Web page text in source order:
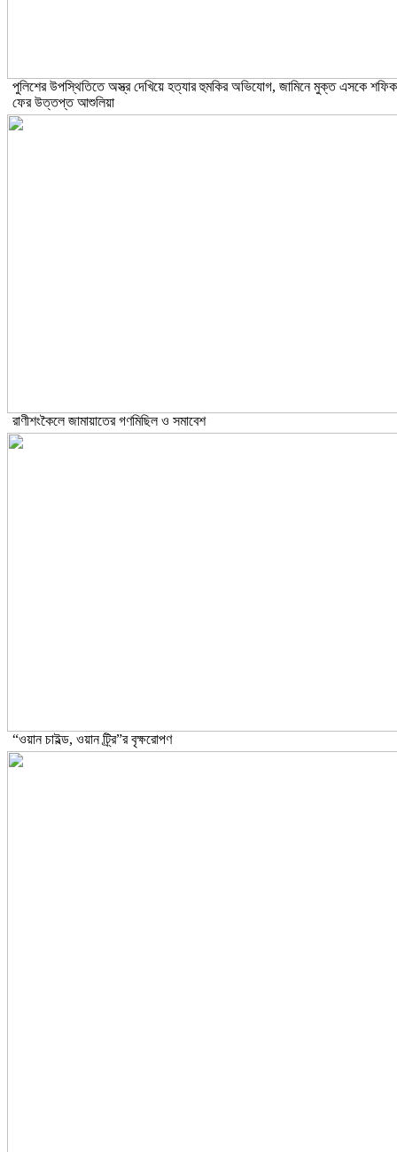
পুলিশের উপস্থিতিতে অস্ত্র দেখিয়ে হত্যার হুমকির অভিযোগ, জামিনে মুক্ত এসকে
ফের উত্তপ্ত আশুলিয়া
রাণীশংকৈলে জামায়াতের গণমিছিল ও সমাবেশ
“ওয়ান চাইল্ড, ওয়ান ট্র্রি”র বৃক্ষরোপণ